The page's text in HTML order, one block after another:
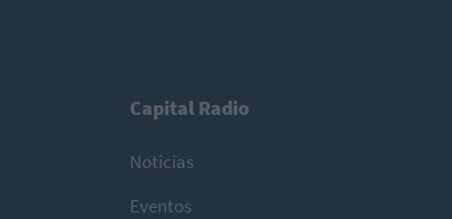
Capital Radio
Noticias
Eventos